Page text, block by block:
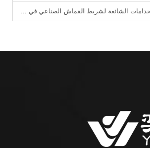
الشائعة لشريط القماش الصناعي في المصانع؟